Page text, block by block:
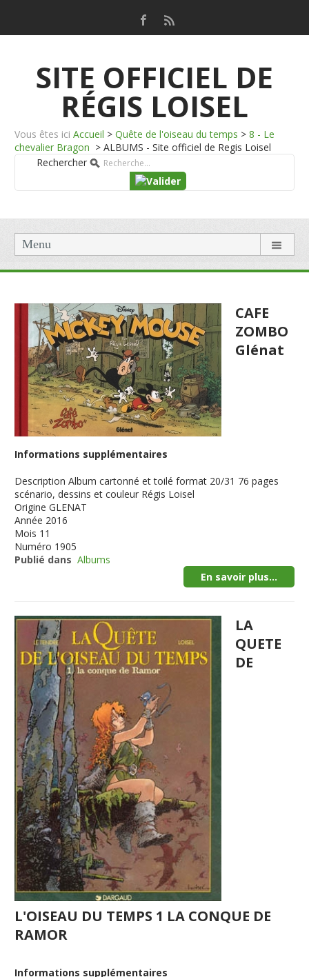
SITE OFFICIEL DE
RÉGIS LOISEL
Vous êtes ici Accueil > Quête de l'oiseau du temps > 8 - Le
chevalier Bragon > ALBUMS - Site officiel de Regis Loisel
Rechercher
Menu
CAFE
ZOMBO
Glénat
Informations supplémentaires
Description Album cartonné et toilé format 20/31 76 pages
scénario, dessins et couleur Régis Loisel
Origine GLENAT
Année 2016
Mois 11
Numéro 1905
Publié dans Albums
En savoir plus...
LA
QUETE
DE
L'OISEAU DU TEMPS 1 LA CONQUE DE
RAMOR
Informations supplémentaires